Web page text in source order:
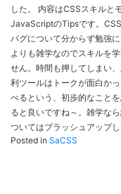
した。 内容はCSSスキルと
JavaScriptのTipsです。CSS
バグについて分からず勉強
よりも雑学なのでスキルを
せん。時間も押してしまい
利ツールはトークが面白か
べるという、初歩的なこと
ると良いですね～。雑学な
ついてはブラッシュアップ
Posted in SaCSS